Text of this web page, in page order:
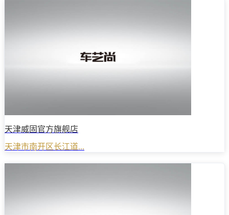
天津威固官方旗舰店
天津市南开区长江道...